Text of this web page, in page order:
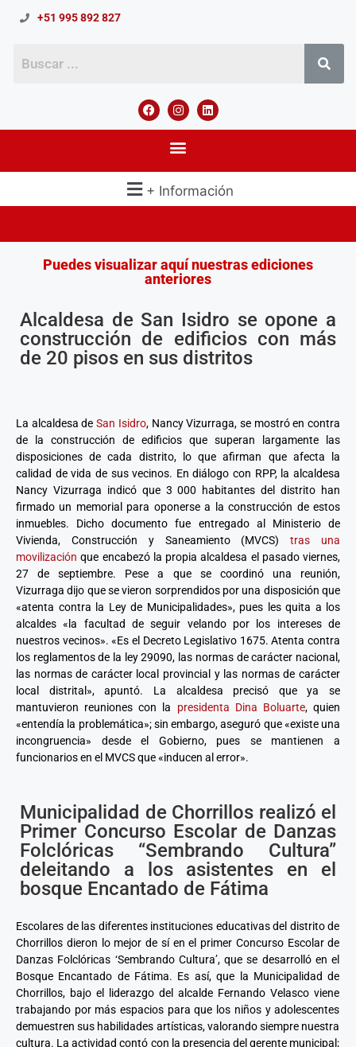
+51 995 892 827
+ Información
Puedes visualizar aquí nuestras ediciones
anteriores
Alcaldesa de San Isidro se opone a
construcción de edificios con más
de 20 pisos en sus distritos
La alcaldesa deSan Isidro, Nancy Vizurraga, se mostró en contra
de la construcción de edificios que superan largamente las
disposiciones de cada distrito, lo que afirman que afecta la
calidad de vida de sus vecinos. En diálogo con RPP, la alcaldesa
Nancy Vizurraga indicó que 3 000 habitantes del distrito han
firmado un memorial para oponerse a la construcción de estos
inmuebles. Dicho documento fue entregado al Ministerio de
Vivienda, Construcción y Saneamiento (MVCS)tras una
movilización que encabezó la propia alcaldesa el pasado viernes,
27 de septiembre. Pese a que se coordinó una reunión,
Vizurraga dijo que se vieron sorprendidos por una disposición que
«atenta contra la Ley de Municipalidades», pues les quita a los
alcaldes «la facultad de seguir velando por los intereses de
nuestros vecinos». «Es el Decreto Legislativo 1675. Atenta contra
los reglamentos de la ley 29090, las normas de carácter nacional,
las normas de carácter local provincial y las normas de carácter
local distrital», apuntó. La alcaldesa precisó que ya se
mantuvieron reuniones con la presidenta Dina Boluarte, quien
«entendía la problemática»; sin embargo, aseguró que «existe una
incongruencia» desde el Gobierno, pues se mantienen a
funcionarios en el MVCS que «inducen al error».
Municipalidad de Chorrillos realizó el
Primer Concurso Escolar de Danzas
Folclóricas “Sembrando Cultura”
deleitando a los asistentes en el
bosque Encantado de Fátima
Escolares de las diferentes instituciones educativas del distrito de
Chorrillos dieron lo mejor de sí en el primer Concurso Escolar de
Danzas Folclóricas ‘Sembrando Cultura’, que se desarrolló en el
Bosque Encantado de Fátima. Es así, que la Municipalidad de
Chorrillos, bajo el liderazgo del alcalde Fernando Velasco viene
trabajando por más espacios para que los niños y adolescentes
demuestren sus habilidades artísticas, valorando siempre nuestra
cultura. La actividad contó con la presencia del gerente municipal;